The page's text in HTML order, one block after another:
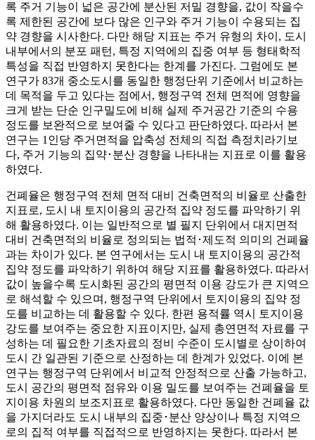
록 주거 기능이 넓은 공간에 분산된 저밀 경향을, 값이 작을수
록 제한된 공간에 보다 많은 인구와 주거 기능이 수용되는 집
약 경향을 시사한다. 다만 해당 지표는 주거 유형의 차이, 도시
내부에서의 분포 패턴, 특정 지역에의 집중 여부 등 형태학적
특성을 직접 반영하지 못한다는 한계를 가진다. 그럼에도 본
연구가 83개 중소도시를 동일한 행정단위 기준에서 비교하는
데 목적을 두고 있다는 점에서, 행정구역 전체 면적에 영향을
크게 받는 단순 인구밀도에 비해 실제 주거공간 기준의 수용
정도를 보완적으로 보여줄 수 있다고 판단하였다. 따라서 본
연구는 1인당 주거면적을 압축성 전체의 직접 측정치라기보
다, 주거 기능의 집약･분산 경향을 나타내는 지표로 이를 활용
하였다.
건폐율은 행정구역 전체 면적 대비 건축면적의 비율로 산출한
지표로, 도시 내 토지이용의 공간적 집약 정도를 파악하기 위
해 활용하였다. 이는 일반적으로 별 필지 단위에서 대지면적
대비 건축면적의 비율로 정의되는 법적･제도적 의미의 건폐율
과는 차이가 있다. 본 연구에서는 도시 내 토지이용의 공간적
집약 정도를 파악하기 위하여 해당 지표를 활용하였다. 따라서
값이 높을수록 도시화된 공간의 평면적 이용 강도가 큰 지역으
로 해석할 수 있으며, 행정구역 단위에서 토지이용의 집약 정
도를 비교하는 데 활용할 수 있다. 한편 용적률 역시 토지이용
강도를 보여주는 중요한 지표이지만, 실제 총연면적 자료를 구
성하는 데 필요한 기초자료의 정비 수준이 도시별로 상이하여
도시 간 일관된 기준으로 산정하는 데 한계가 있었다. 이에 본
연구는 행정구역 단위에서 비교적 안정적으로 산출 가능하고,
도시 공간의 평면적 점유와 이용 밀도를 보여주는 건폐율을 토
지이용 차원의 보조지표로 활용하였다. 다만 동일한 건폐율 값
을 가지더라도 도시 내부의 집중･분산 양상이나 특정 지역으
로의 집적 여부를 직접적으로 반영하지는 못한다. 따라서 본